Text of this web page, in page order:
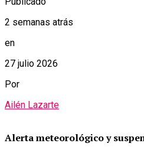
2 semanas atrás
en
27 julio 2026
Por
Ailén Lazarte
Alerta meteorológico y